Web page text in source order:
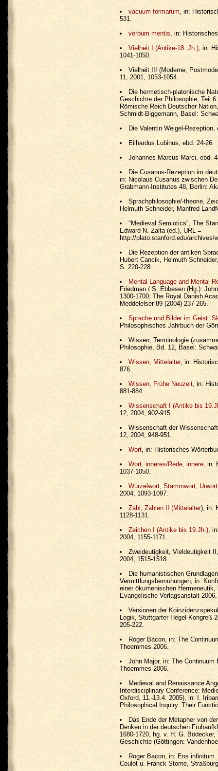
vacuum formarum, in:
531.
verbum mentis, in:
Vielheit I (Antike-18. Jh.), in:
1041-1050.
Vielheit III (Moderne,
11, 2001, 1053-1054.
Die hermetisch-platonische
Geschichte der Philosophie, Teil
Römische Reich Deutscher
Schmidt-Biggemann, Basel:
Die Valentin Weigel-Rezeption,
Eilhardus Lubinus, ebd. 24-26
Johannes Marcus Marci, ebd.
Die Cusanus-Rezeption im
in: Nicolaus Cusanus zwischen
Grabmann-Institutes 48, Berlin:
Sprachphilosophie/-theorie,
Helmuth Schneider, Manfred
"Medieval Semiotics", The
Edward N. Zalta (ed.), URL =
http://plato.stanford.edu/
Die Rezeption der antiken
Hubert Cancik, Helmuth
S. 220-228.
Mental Language and Mental
Friedman / S. Ebbesen (Hg.):
1300-1700; The Royal Danish
Meddelelser 89 (2004) 237-265.
Sprache und Bilder im Geist.
Philosophisches Jahrbuch der
Wissen, Terminologie
Philosophie, Bd. 12, Basel:
Wissen, Mittelalter, in:
876.
Wissen, Frühe Neuzeit, in:
881-884.
Wissenschaft I (Antike bis
12, 2004, 902-915.
Wissenschaft der
12, 2004, 948-951.
Wort, in: Historisches
Wort, inneres/Rede, innere, in:
1037-1050.
Wurzelwort, Stammwort, Urwort
2004, 1093-1097.
Zahl; Zählen II (Mittelalter), in:
1128-1131.
Zeichen I (Antike bis 19.Jh.),
2004, 1155-1171.
Zweideutigkeit, Vieldeutigkeit
2004, 1515-1518.
Die humanistischen
Vermittlungsbemühungen, in:
einer ökumenischen
Evangelische Verlagsanstalt
Versionen der
Logik, Stuttgarter Hegel-Kongreß
205-222.
Roger Bacon, in: The
Thoemmes 2006.
John Major, in: The
Thoemmes 2006.
Medieval and Renaissance
Interdisciplinary Conference:
Oxford, 11.-13.4. 2005), in: I.
Philosophical Inquiry. Their
Das Ende der Metapher von
Denken in der deutschen
1680-1720, hg. v. H. G.
Geschichte (Göttingen:
Roger Bacon, in: Ens
Coulot u. Franck Storne,